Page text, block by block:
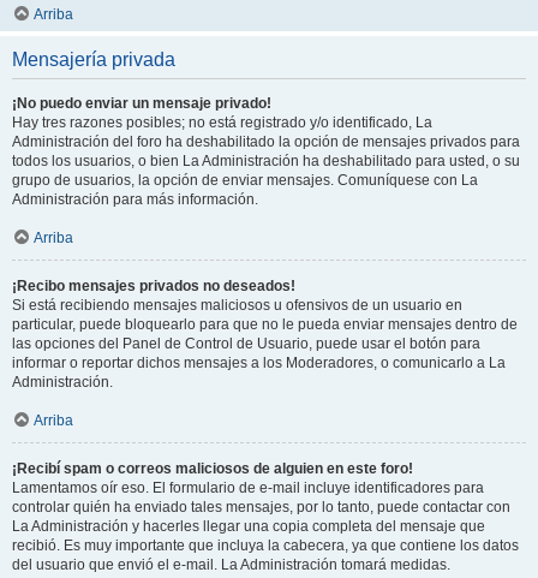
Arriba
Mensajería privada
¡No puedo enviar un mensaje privado!
Hay tres razones posibles; no está registrado y/o identificado, La
Administración del foro ha deshabilitado la opción de mensajes privados para
todos los usuarios, o bien La Administración ha deshabilitado para usted, o su
grupo de usuarios, la opción de enviar mensajes. Comuníquese con La
Administración para más información.
Arriba
¡Recibo mensajes privados no deseados!
Si está recibiendo mensajes maliciosos u ofensivos de un usuario en
particular, puede bloquearlo para que no le pueda enviar mensajes dentro de
las opciones del Panel de Control de Usuario, puede usar el botón para
informar o reportar dichos mensajes a los Moderadores, o comunicarlo a La
Administración.
Arriba
¡Recibí spam o correos maliciosos de alguien en este foro!
Lamentamos oír eso. El formulario de e-mail incluye identificadores para
controlar quién ha enviado tales mensajes, por lo tanto, puede contactar con
La Administración y hacerles llegar una copia completa del mensaje que
recibió. Es muy importante que incluya la cabecera, ya que contiene los datos
del usuario que envió el e-mail. La Administración tomará medidas.